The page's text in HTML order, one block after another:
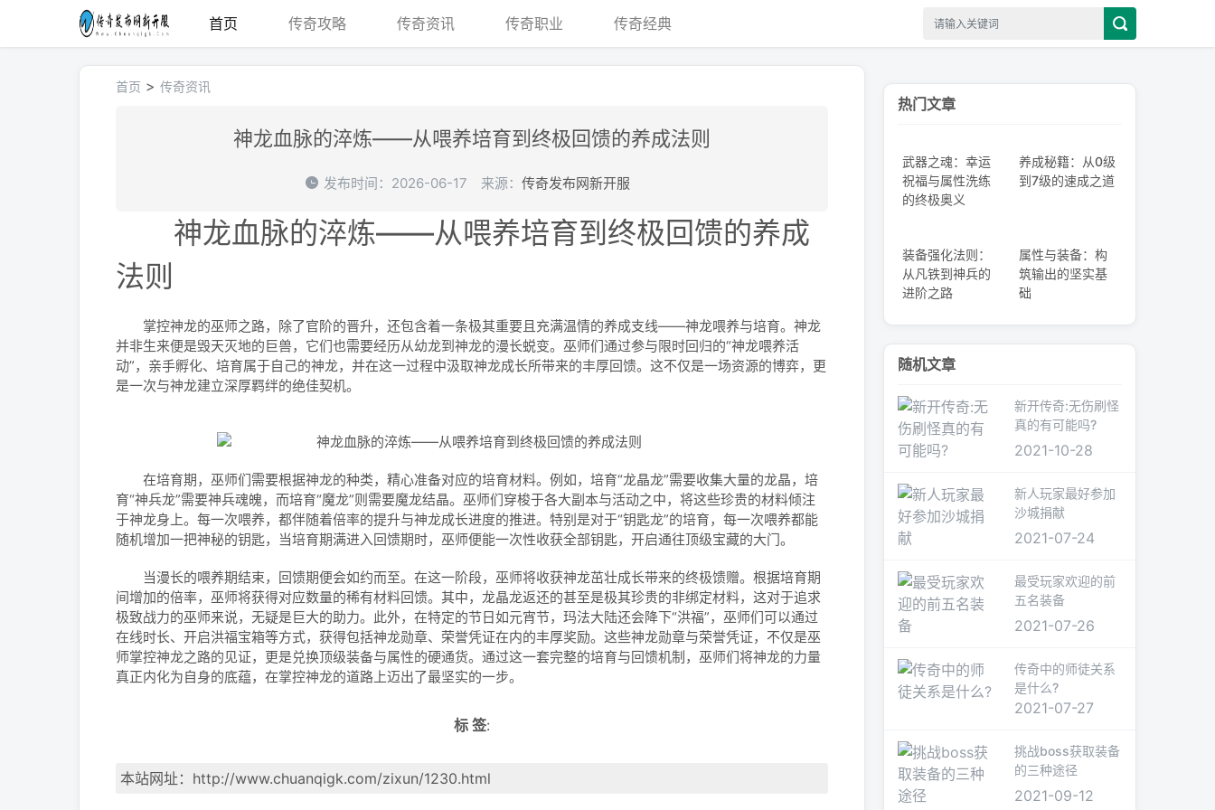
首页 传奇攻略 传奇资讯 传奇职业 传奇经典
首页 > 传奇资讯
神龙血脉的淬炼——从喂养培育到终极回馈的养成法则
发布时间：2026-06-17 来源： 传奇发布网新开服
神龙血脉的淬炼——从喂养培育到终极回馈的养成
法则
掌控神龙的巫师之路，除了官阶的晋升，还包含着一条极其重要且充满温情的养成支线——神龙喂养与培育。神龙
并非生来便是毁天灭地的巨兽，它们也需要经历从幼龙到神龙的漫长蜕变。巫师们通过参与限时回归的“神龙喂养活
动”，亲手孵化、培育属于自己的神龙，并在这一过程中汲取神龙成长所带来的丰厚回馈。这不仅是一场资源的博弈，更
是一次与神龙建立深厚羁绊的绝佳契机。
在培育期，巫师们需要根据神龙的种类，精心准备对应的培育材料。例如，培育“龙晶龙”需要收集大量的龙晶，培
育“神兵龙”需要神兵魂魄，而培育“魔龙”则需要魔龙结晶。巫师们穿梭于各大副本与活动之中，将这些珍贵的材料倾注
于神龙身上。每一次喂养，都伴随着倍率的提升与神龙成长进度的推进。特别是对于“钥匙龙”的培育，每一次喂养都能
随机增加一把神秘的钥匙，当培育期满进入回馈期时，巫师便能一次性收获全部钥匙，开启通往顶级宝藏的大门。
当漫长的喂养期结束，回馈期便会如约而至。在这一阶段，巫师将收获神龙茁壮成长带来的终极馈赠。根据培育期
间增加的倍率，巫师将获得对应数量的稀有材料回馈。其中，龙晶龙返还的甚至是极其珍贵的非绑定材料，这对于追求
极致战力的巫师来说，无疑是巨大的助力。此外，在特定的节日如元宵节，玛法大陆还会降下“洪福”，巫师们可以通过
在线时长、开启洪福宝箱等方式，获得包括神龙勋章、荣誉凭证在内的丰厚奖励。这些神龙勋章与荣誉凭证，不仅是巫
师掌控神龙之路的见证，更是兑换顶级装备与属性的硬通货。通过这一套完整的培育与回馈机制，巫师们将神龙的力量
真正内化为自身的底蕴，在掌控神龙的道路上迈出了最坚实的一步。
标 签:
本站网址： http://www.chuanqigk.com/zixun/1230.html
热门文章
武器之魂：幸运
祝福与属性洗练
的终极奥义
养成秘籍：从0级
到7级的速成之道
装备强化法则：
从凡铁到神兵的
进阶之路
属性与装备：构
筑输出的坚实基
础
随机文章
新开传奇:无伤刷怪
真的有可能吗?
2021-10-28
新人玩家最好参加
沙城捐献
2021-07-24
最受玩家欢迎的前
五名装备
2021-07-26
传奇中的师徒关系
是什么?
2021-07-27
挑战boss获取装备
的三种途径
2021-09-12